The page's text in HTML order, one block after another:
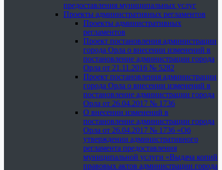
предоставления муниципальных услуг
Проекты административных регламентов
Проекты административных
регламентов
Проект постановления администрации
города Орла о внесении изменений в
постановление администрации города
Орла от 21.11.2016 № 5282
Проект постановления администрации
города Орла о внесении изменений в
постановление администрации города
Орла от 26.04.2017 № 1736
О внесении изменений в
постановление администрации города
Орла от 26.04.2017 № 1736 «Об
утверждении административного
регламента предоставления
муниципальной услуги «Выдача копий
правовых актов администрации города